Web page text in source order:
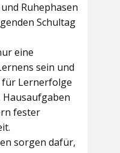
Ruhephasen
Schultag
eine
sein und
Lernerfolge
Hausaufgaben
fester
sorgen dafür,